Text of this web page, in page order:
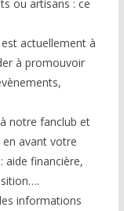
ou artisans : ce
actuellement à
à promouvoir
notre fanclub et
avant votre
aide financière,
informations